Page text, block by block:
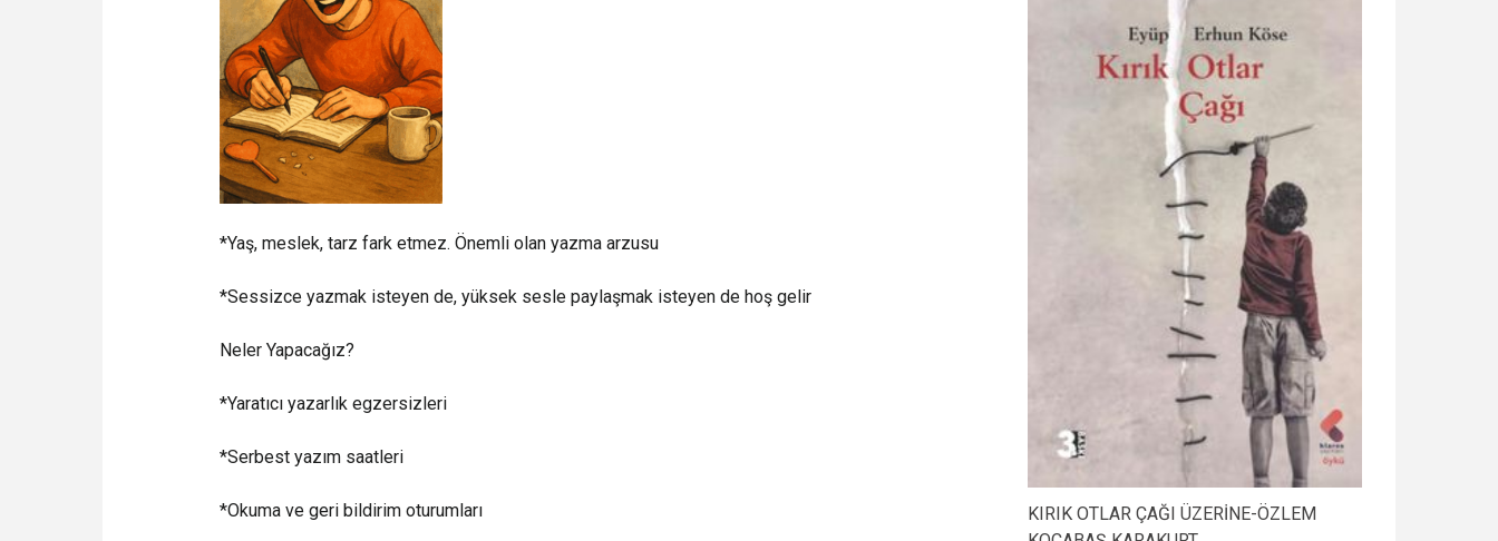
*Yaş, meslek, tarz fark etmez. Önemli olan yazma arzusu
*Sessizce yazmak isteyen de, yüksek sesle paylaşmak isteyen de hoş gelir
Neler Yapacağız?
*Yaratıcı yazarlık egzersizleri
*Serbest yazım saatleri
*Okuma ve geri bildirim oturumları
KIRIK OTLAR ÇAĞI ÜZERİNE-ÖZLEM